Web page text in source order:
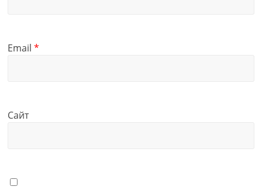
Email*
Сайт